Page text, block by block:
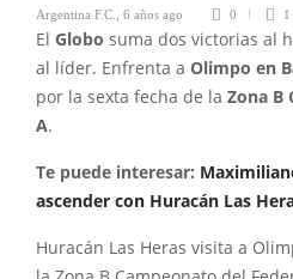
Argentina F.C. 6 años ago 0
El Globo suma dos victorias al
al líder. Enfrenta a Olimpo en
por la sexta fecha de la Zona B
A.
Te puede interesar:
ascender con Huracán Las
Huracán Las Heras visita a